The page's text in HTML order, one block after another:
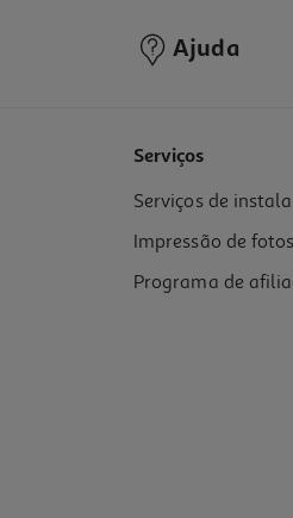
Ajuda
Serviços
Serviços de
Impressão de fotos
Programa de